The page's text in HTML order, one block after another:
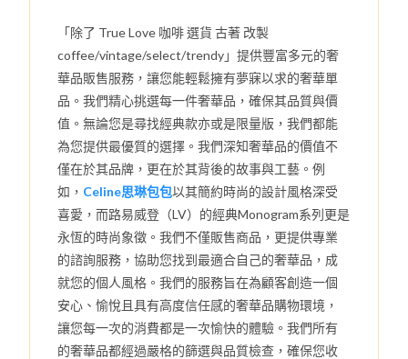
「除了 True Love 咖啡 選貨 古著 改製
coffee/vintage/select/trendy」提供豐富多元的奢
華品販售服務，讓您能輕鬆擁有夢寐以求的奢華單
品。我們精心挑選每一件奢華品，確保其品質與價
值。無論您是尋找經典款亦或是限量版，我們都能
為您提供最優質的選擇。我們深知奢華品的價值不
僅在於其品牌，更在於其背後的故事與工藝。例
如， Celine思琳包包以其簡約時尚的設計風格深受
喜愛，而路易威登（LV）的經典Monogram系列更是
永恆的時尚象徵。我們不僅販售商品，更提供專業
的諮詢服務，協助您找到最適合自己的奢華品，成
就您的個人風格。我們的服務旨在為顧客創造一個
安心、愉悅且具有高度信任感的奢華品購物環境，
讓您每一次的消費都是一次愉快的體驗。我們所有
的奢華品都經過嚴格的篩選與品質檢查，確保您收